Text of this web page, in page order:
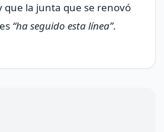
que la junta que se renovó
“ha seguido esta línea”.